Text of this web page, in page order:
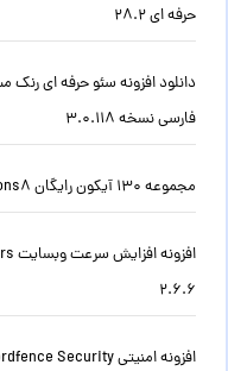
حرفه ای 28.2
فارسی نسخه 3.0.118
مجموعه 130 آیکون رایگان Icons8 به صورت SVG
2.6.6
افزونه امنیتی Wordfence Security وردپرس نسخه 8.1.4